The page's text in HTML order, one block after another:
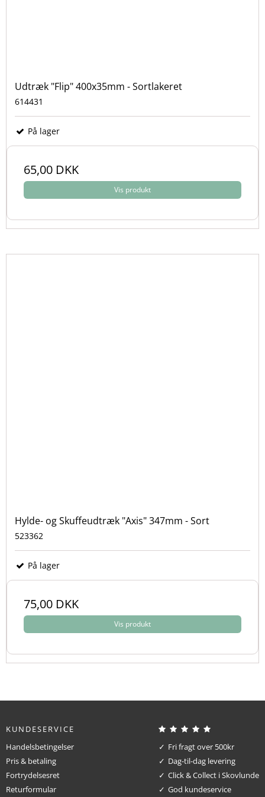
Udtræk "Flip" 400x35mm - Sortlakeret
614431
På lager
65,00 DKK
Vis produkt
Hylde- og Skuffeudtræk "Axis" 347mm - Sort
523362
På lager
75,00 DKK
Vis produkt
KUNDESERVICE
Handelsbetingelser
Pris & betaling
Fortrydelsesret
Returformular
Fri fragt over 500kr
Dag-til-dag levering
Click & Collect i Skovlunde
God kundeservice